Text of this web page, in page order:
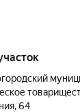
,64